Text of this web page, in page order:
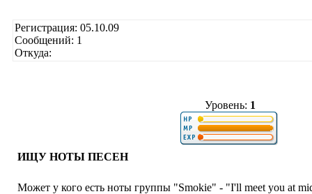
Регистрация: 05.10.09
Сообщений: 1
Откуда:
Уровень: 1
ИЩУ НОТЫ ПЕСЕН
Может у кого есть ноты группы "Smokie" - "I'll meet you at